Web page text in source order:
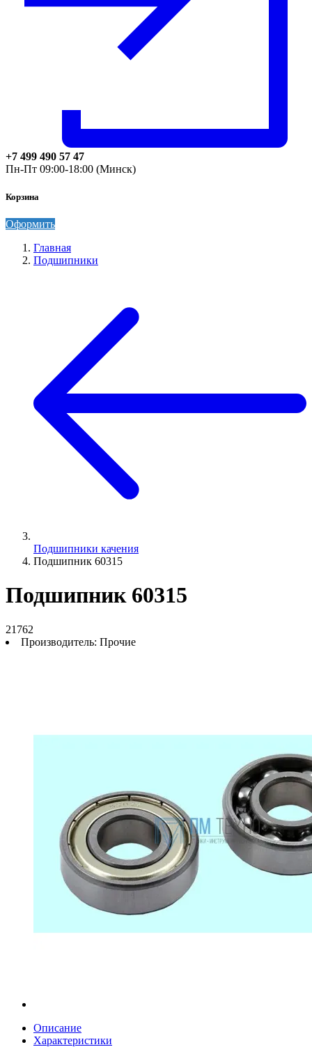
+7 499 490 57 47
Пн-Пт 09:00-18:00 (Минск)
Корзина
Оформить
Главная
Подшипники
Подшипники качения
Подшипник 60315
Подшипник 60315
21762
Производитель: Прочие
Описание
Характеристики